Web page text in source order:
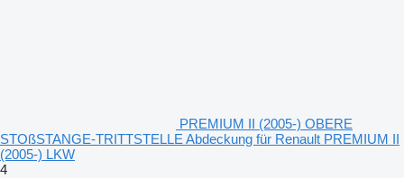
PREMIUM II (2005-) OBERE
STOßSTANGE-TRITTSTELLE Abdeckung für Renault PREMIUM II
(2005-) LKW
4